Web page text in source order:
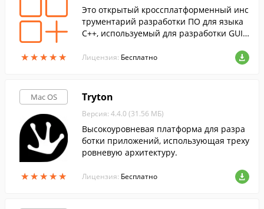
★★★★★
★★★★★
Это открытый кроссплатформенный инс
трументарий разработки ПО для языка
C++, используемый для разработки GUI
Лицензия: Бесплатно
Mac OS
★★★★★
★★★★★
Tryton
Версия: 4.4.0 (31.56 МБ)
Высокоуровневая платформа для разра
ботки приложений, использующая треху
ровневую архитектуру.
Лицензия: Бесплатно